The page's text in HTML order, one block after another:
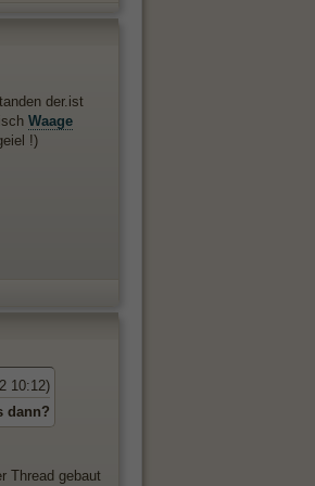
der.ist
Waage
!)
10:12)
dann?
Thread gebaut